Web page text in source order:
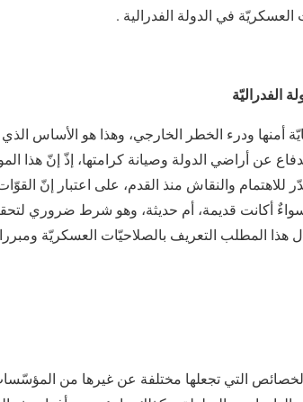
في الدولة الفدرالية .
الفدراليّة
ودرء الخطر الخارجي، وهذا هو الأساس
عن أراضي الدولة وصيانة كرامتها، إذّ إنّ
والنقاش منذ القدم، على اعتبار إنّ
أكانت قديمة، أم حديثة، وهو شرط ضروري
هذا المطلب التعريف بالصلاحيّات العسكريّة
التي تجعلها مختلفة عن غيرها من